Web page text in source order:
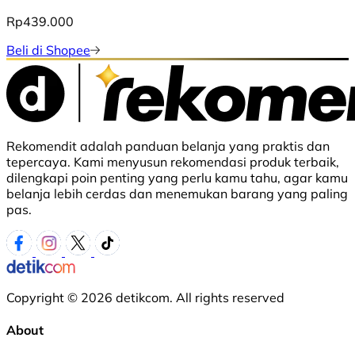
Rp439.000
Beli di Shopee
Rekomendit adalah panduan belanja yang praktis dan
tepercaya. Kami menyusun rekomendasi produk terbaik,
dilengkapi poin penting yang perlu kamu tahu, agar kamu
belanja lebih cerdas dan menemukan barang yang paling
pas.
Copyright © 2026 detikcom. All rights reserved
About